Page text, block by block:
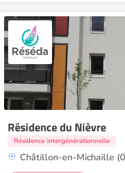
Résidence du Nièvre
Résidence intergénérationnelle
Châtillon-en-Michaille